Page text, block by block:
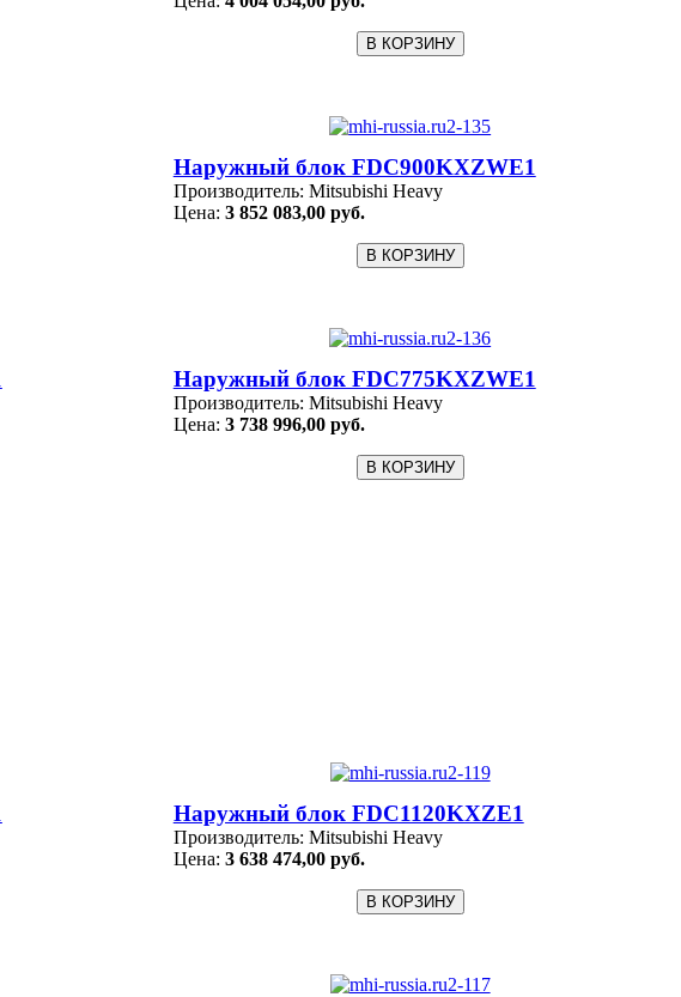
Наружный блок FDC900KXZWE1
Производитель: Mitsubishi Heavy
Цена: 3 852 083,00 руб.
Наружный блок FDC775KXZWE1
Производитель: Mitsubishi Heavy
Цена: 3 738 996,00 руб.
Наружный блок FDC1120KXZE1
Производитель: Mitsubishi Heavy
Цена: 3 638 474,00 руб.